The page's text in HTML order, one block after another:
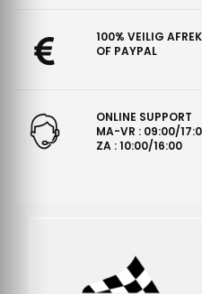
100% VEILIG
OF PAYPAL
ONLINE SUPPORT
MA-VR : 09:00/
ZA : 10:00/16:00